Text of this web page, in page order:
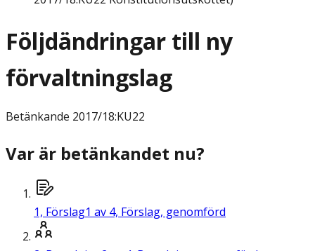
Följdändringar till ny
förvaltningslag
Betänkande 2017/18:KU22
Var är betänkandet nu?
1, Förslag1 av 4, Förslag, genomförd